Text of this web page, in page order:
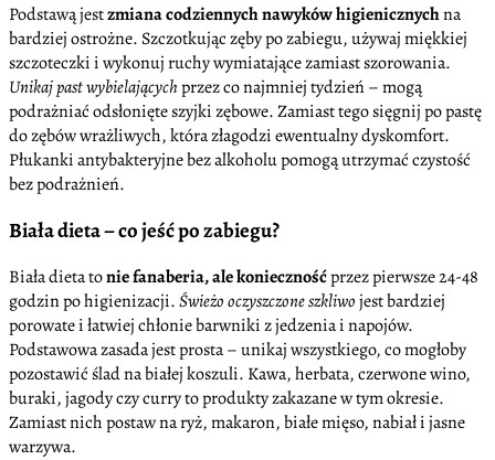
Podstawą jestzmiana codziennych nawyków higienicznychna
bardziej ostrożne. Szczotkując zęby po zabiegu, używaj miękkiej
szczoteczki i wykonuj ruchy wymiatające zamiast szorowania.
Unikaj past wybielającychprzez co najmniej tydzień – mogą
podrażniać odsłonięte szyjki zębowe. Zamiast tego sięgnij po pastę
do zębów wrażliwych, która złagodzi ewentualny dyskomfort.
Płukanki antybakteryjne bez alkoholu pomogą utrzymać czystość
bez podrażnień.
Biała dieta – co jeść po zabiegu?
Biała dieta tonie fanaberia, ale koniecznośćprzez pierwsze 24-48
godzin po higienizacji.Świeżo oczyszczone szkliwojest bardziej
porowate i łatwiej chłonie barwniki z jedzenia i napojów.
Podstawowa zasada jest prosta – unikaj wszystkiego, co mogłoby
pozostawić ślad na białej koszuli. Kawa, herbata, czerwone wino,
buraki, jagody czy curry to produkty zakazane w tym okresie.
Zamiast nich postaw na ryż, makaron, białe mięso, nabiał i jasne
warzywa.